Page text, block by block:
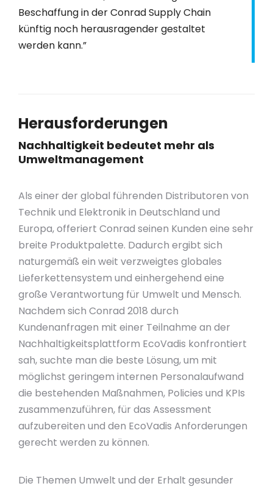
Beschaffung in der Conrad Supply Chain
künftig noch herausragender gestaltet
werden kann.”
Herausforderungen
Nachhaltigkeit bedeutet mehr als
Umweltmanagement
Als einer der global führenden Distributoren von
Technik und Elektronik in Deutschland und
Europa, offeriert Conrad seinen Kunden eine sehr
breite Produktpalette. Dadurch ergibt sich
naturgemäß ein weit verzweigtes globales
Lieferkettensystem und einhergehend eine
große Verantwortung für Umwelt und Mensch.
Nachdem sich Conrad 2018 durch
Kundenanfragen mit einer Teilnahme an der
Nachhaltigkeitsplattform EcoVadis konfrontiert
sah, suchte man die beste Lösung, um mit
möglichst geringem internen Personalaufwand
die bestehenden Maßnahmen, Policies und KPIs
zusammenzuführen, für das Assessment
aufzubereiten und den EcoVadis Anforderungen
gerecht werden zu können.
Die Themen Umwelt und der Erhalt gesunder